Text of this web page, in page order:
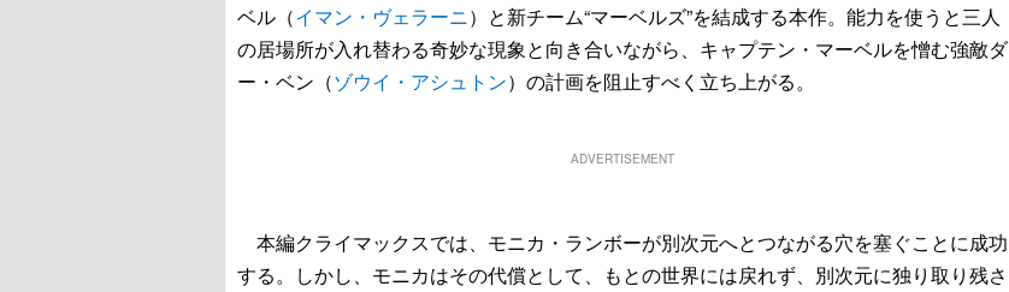
ベル（イマン・ヴェラーニ）と新チーム“マーベルズ”を結成する本作。能力を使うと三人
の居場所が入れ替わる奇妙な現象と向き合いながら、キャプテン・マーベルを憎む強敵ダ
ー・ベン（ゾウイ・アシュトン）の計画を阻止すべく立ち上がる。
ADVERTISEMENT
本編クライマックスでは、モニカ・ランボーが別次元へとつながる穴を塞ぐことに成功
する。しかし、モニカはその代償として、もとの世界には戻れず、別次元に独り取り残さ